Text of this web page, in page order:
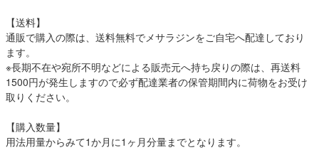
【送料】
通販で購入の際は、送料無料でメサラジンをご自宅へ配達しており
ます。
※長期不在や宛所不明などによる販売元へ持ち戻りの際は、再送料
1500円が発生しますので必ず配達業者の保管期間内に荷物をお受け
取りください。
【購入数量】
用法用量からみて1か月に1ヶ月分量までとなります。